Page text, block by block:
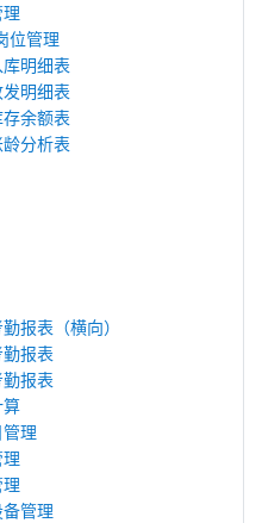
位管理
明细表
明细表
余额表
分析表
报表（横向）
报表
报表
算
理
管理